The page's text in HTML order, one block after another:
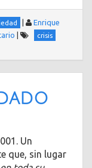
Enrique
crisis
Un
que, sin lugar